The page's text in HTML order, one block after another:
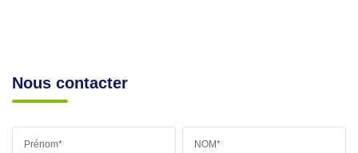
Nous contacter
Prénom* NOM*